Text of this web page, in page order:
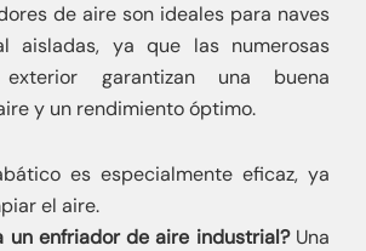
de aire son ideales para naves
aisladas, ya que las numerosas
garantizan una buena
y un rendimiento óptimo.
es especialmente eficaz, ya
el aire.
un enfriador de aire industrial?Una